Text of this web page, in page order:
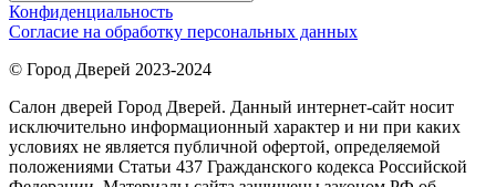
Конфиденциальность
Согласие на обработку персональных данных
© Город Дверей 2023-2024
Салон дверей Город Дверей. Данный интернет-сайт носит
исключительно информационный характер и ни при каких
условиях не является публичной офертой, определяемой
положениями Статьи 437 Гражданского кодекса Российской